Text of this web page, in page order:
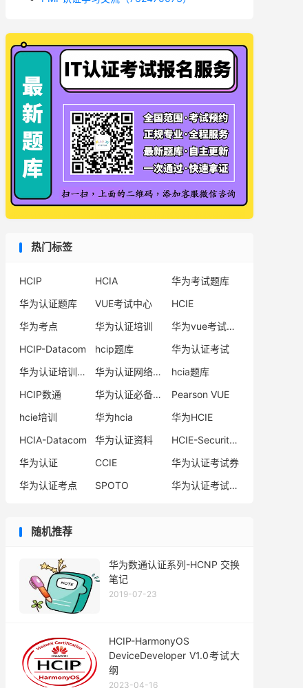
热门标签
HCIP HCIA
华为考试题库
华为认证题库
VUE考试中心
HCIE
华为考点
华为认证培训
华为vue考试中心
HCIP-Datacom
hcip题库
华为认证考试
华为认证培训机构
华为认证网络工程师
hcia题库
HCIP数通
华为认证必备电子书系列
Pearson VUE
hcie培训
华为hcia
华为HCIE
HCIA-Datacom
华为认证资料
HCIE-Security备考指南
华为认证
CCIE
华为认证考试券
华为认证考点
SPOTO 华为认证考试费用
随机推荐
华为数通认证系列-HCNP 交换
笔记
2019-07-23
HCIP-HarmonyOS
DeviceDeveloper V1.0考试大
纲
2023-04-16